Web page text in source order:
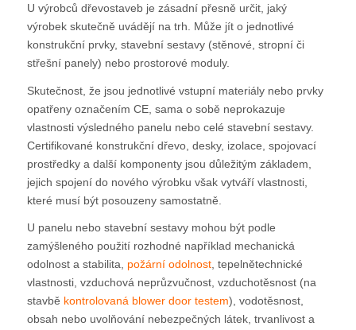
U výrobců dřevostaveb je zásadní přesně určit, jaký
výrobek skutečně uvádějí na trh. Může jít o jednotlivé
konstrukční prvky, stavební sestavy (stěnové, stropní či
střešní panely) nebo prostorové moduly.
Skutečnost, že jsou jednotlivé vstupní materiály nebo prvky
opatřeny označením CE, sama o sobě neprokazuje
vlastnosti výsledného panelu nebo celé stavební sestavy.
Certifikované konstrukční dřevo, desky, izolace, spojovací
prostředky a další komponenty jsou důležitým základem,
jejich spojení do nového výrobku však vytváří vlastnosti,
které musí být posouzeny samostatně.
U panelu nebo stavební sestavy mohou být podle
zamýšleného použití rozhodné například mechanická
odolnost a stabilita, požární odolnost, tepelnětechnické
vlastnosti, vzduchová neprůzvučnost, vzduchotěsnost (na
stavbě kontrolovaná blower door testem), vodotěsnost,
obsah nebo uvolňování nebezpečných látek, trvanlivost a